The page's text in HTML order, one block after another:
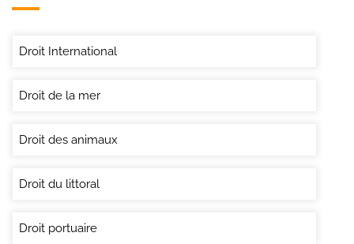
Droit International
Droit de la mer
Droit des animaux
Droit du littoral
Droit portuaire